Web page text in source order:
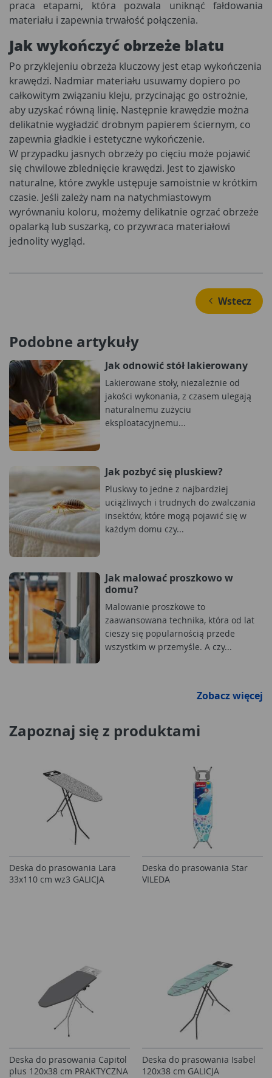
praca etapami, która pozwala uniknąć fałdowania
materiału i zapewnia trwałość połączenia.
Jak wykończyć obrzeże blatu
Po przyklejeniu obrzeża kluczowy jest etap wykończenia
krawędzi. Nadmiar materiału usuwamy dopiero po
całkowitym związaniu kleju, przycinając go ostrożnie,
aby uzyskać równą linię. Następnie krawędzie można
delikatnie wygładzić drobnym papierem ściernym, co
zapewnia gładkie i estetyczne wykończenie.
W przypadku jasnych obrzeży po cięciu może pojawić
się chwilowe zblednięcie krawędzi. Jest to zjawisko
naturalne, które zwykle ustępuje samoistnie w krótkim
czasie. Jeśli zależy nam na natychmiastowym
wyrównaniu koloru, możemy delikatnie ogrzać obrzeże
opalarką lub suszarką, co przywraca materiałowi
jednolity wygląd.
Wstecz
Podobne artykuły
Jak odnowić stół lakierowany
Lakierowane stoły, niezależnie od
jakości wykonania, z czasem ulegają
naturalnemu zużyciu
eksploatacyjnemu...
Jak pozbyć się pluskiew?
Pluskwy to jedne z najbardziej
uciążliwych i trudnych do zwalczania
insektów, które mogą pojawić się w
każdym domu czy...
Jak malować proszkowo w
domu?
Malowanie proszkowe to
zaawansowana technika, która od lat
cieszy się popularnością przede
wszystkim w przemyśle. A czy...
Zobacz więcej
Zapoznaj się z produktami
Deska do prasowania Lara
33x110 cm wz3 GALICJA
Deska do prasowania Star
VILEDA
Deska do prasowania Capitol
plus 120x38 cm PRAKTYCZNA
Deska do prasowania Isabel
120x38 cm GALICJA